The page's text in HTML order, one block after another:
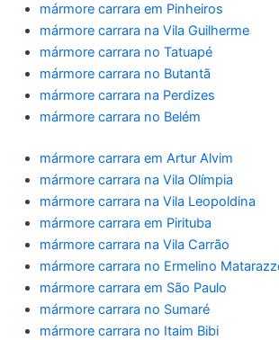
mármore carrara em Pinheiros
mármore carrara na Vila Guilherme
mármore carrara no Tatuapé
mármore carrara no Butantã
mármore carrara na Perdizes
mármore carrara no Belém
mármore carrara em Artur Alvim
mármore carrara na Vila Olímpia
mármore carrara na Vila Leopoldina
mármore carrara em Pirituba
mármore carrara na Vila Carrão
mármore carrara no Ermelino
mármore carrara em São Paulo
mármore carrara no Sumaré
mármore carrara no Itaim Bibi